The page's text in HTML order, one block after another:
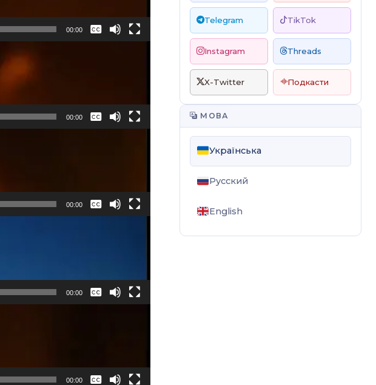
00:00
Немає
00:00
Немає
00:00
Немає
00:00
Немає
00:00
Немає
Telegram TikTok
Instagram Threads
X-Twitter Подкасти
МОВА
Українська
Русский
English